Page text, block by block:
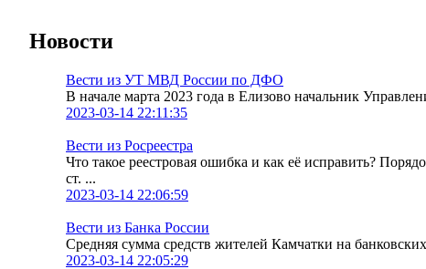
Новости
Вести из УТ МВД России по ДФО
В начале марта 2023 года в Елизово начальник
2023-03-14 22:11:35
Вести из Росреестра
Что такое реестровая ошибка и как её исправить?
ст. ...
2023-03-14 22:06:59
Вести из Банка России
Средняя сумма средств жителей Камчатки на
2023-03-14 22:05:29